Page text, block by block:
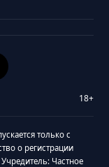
18+
только с
о регистрации
Частное